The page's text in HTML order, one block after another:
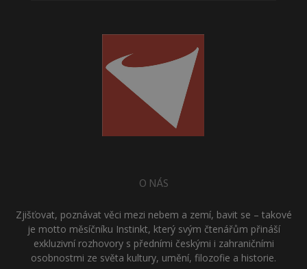
O NÁS
Zjišťovat, poznávat věci mezi nebem a zemí, bavit se – takové
je motto měsíčníku Instinkt, který svým čtenářům přináší
exkluzivní rozhovory s předními českými i zahraničními
osobnostmi ze světa kultury, umění, filozofie a historie.